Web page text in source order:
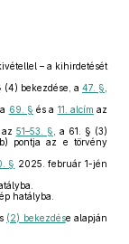
– a kihirdetését
(4) bekezdése, a47. §
, a 69. § és a 11. alcím az
, az 51–53. § , a 61. § (3)
pontja az e törvény
§ 2025. február 1-jén
hatályba.
(2) bekezdése alapján